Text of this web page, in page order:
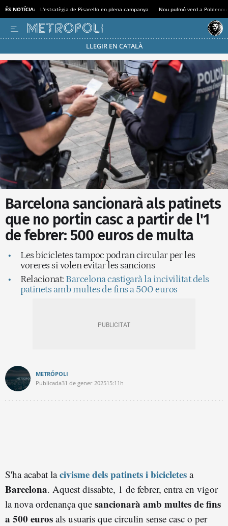
ÉS NOTÍCIA: L'estratègia de Pisarello en plena campanya Nou pulmó verd a Poblenou
LLEGIR EN CATALÀ
Passa’t al mode estalvi
Barcelona sancionarà als patinets
que no portin casc a partir de l'1
de febrer: 500 euros de multa
Les bicicletes tampoc podran circular per les
voreres si volen evitar les sancions
Relacionat: Barcelona castigarà la incivilitat dels
patinets amb multes de fins a 500 euros
METRÓPOLI
Publicada31 de gener 202515:11h
S'ha acabat lacivisme dels patinets i bicicletes a
Barcelona. Aquest dissabte, 1 de febrer, entra en vigor
la nova ordenança que sancionarà amb multes de fins
a 500 euros als usuaris que circulin sense casc o per